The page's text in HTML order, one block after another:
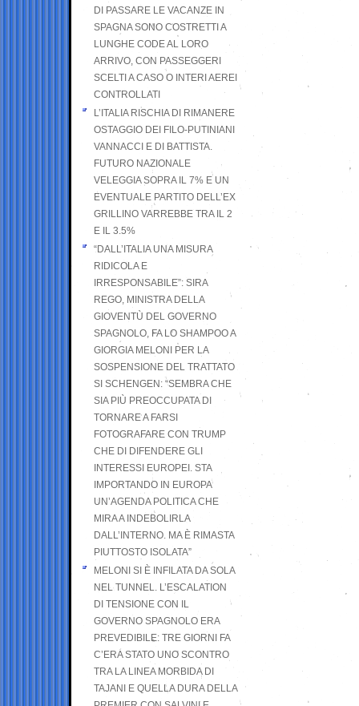
DI PASSARE LE VACANZE IN
SPAGNA SONO COSTRETTI A
LUNGHE CODE AL LORO
ARRIVO, CON PASSEGGERI
SCELTI A CASO O INTERI AEREI
CONTROLLATI
L’ITALIA RISCHIA DI RIMANERE
OSTAGGIO DEI FILO-PUTINIANI
VANNACCI E DI BATTISTA.
FUTURO NAZIONALE
VELEGGIA SOPRA IL 7% E UN
EVENTUALE PARTITO DELL’EX
GRILLINO VARREBBE TRA IL 2
E IL 3.5%
“DALL’ITALIA UNA MISURA
RIDICOLA E
IRRESPONSABILE”: SIRA
REGO, MINISTRA DELLA
GIOVENTÙ DEL GOVERNO
SPAGNOLO, FA LO SHAMPOO A
GIORGIA MELONI PER LA
SOSPENSIONE DEL TRATTATO
SI SCHENGEN: “SEMBRA CHE
SIA PIÙ PREOCCUPATA DI
TORNARE A FARSI
FOTOGRAFARE CON TRUMP
CHE DI DIFENDERE GLI
INTERESSI EUROPEI. STA
IMPORTANDO IN EUROPA
UN’AGENDA POLITICA CHE
MIRA A INDEBOLIRLA
DALL’INTERNO. MA È RIMASTA
PIUTTOSTO ISOLATA”
MELONI SI È INFILATA DA SOLA
NEL TUNNEL. L’ESCALATION
DI TENSIONE CON IL
GOVERNO SPAGNOLO ERA
PREVEDIBILE: TRE GIORNI FA
C’ERA STATO UNO SCONTRO
TRA LA LINEA MORBIDA DI
TAJANI E QUELLA DURA DELLA